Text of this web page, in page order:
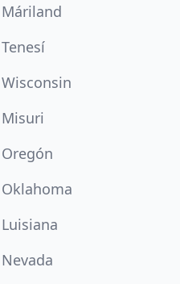
Máriland
Tenesí
Wisconsin
Misuri
Oregón
Oklahoma
Luisiana
Nevada